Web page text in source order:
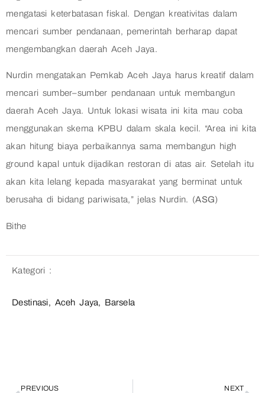
mengatasi keterbatasan fiskal. Dengan kreativitas dalam
mencari sumber pendanaan, pemerintah berharap dapat
mengembangkan daerah Aceh Jaya.
Nurdin mengatakan Pemkab Aceh Jaya harus kreatif dalam
mencari sumber–sumber pendanaan untuk membangun
daerah Aceh Jaya. Untuk lokasi wisata ini kita mau coba
menggunakan skema KPBU dalam skala kecil. “Area ini kita
akan hitung biaya perbaikannya sama membangun high
ground kapal untuk dijadikan restoran di atas air. Setelah itu
akan kita lelang kepada masyarakat yang berminat untuk
berusaha di bidang pariwisata,” jelas Nurdin. (ASG)
Bithe
Kategori :
Destinasi, Aceh Jaya, Barsela
PREVIOUS NEXT